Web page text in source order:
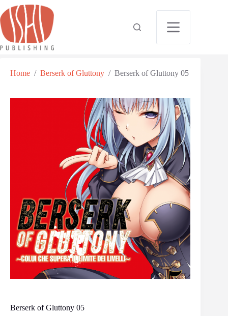
Home / Berserk of Gluttony / Berserk of Gluttony 05
Berserk of Gluttony 05